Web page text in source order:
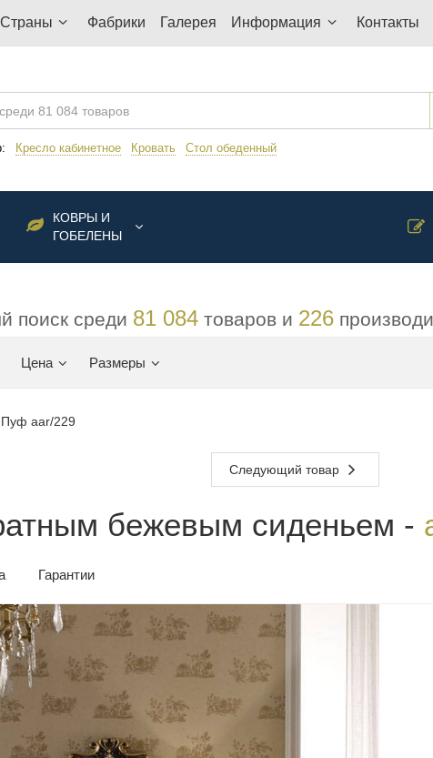
Страны Фабрики Галерея Информация Контакты
Кресло кабинетное Кровать Стол обеденный
КОВРЫ И
ГОБЕЛЕНЫ
поиск среди 81 084товаров и 226
Цена Размеры
Пуф aar/229
Следующий товар
бежевым сиденьем -
Гарантии